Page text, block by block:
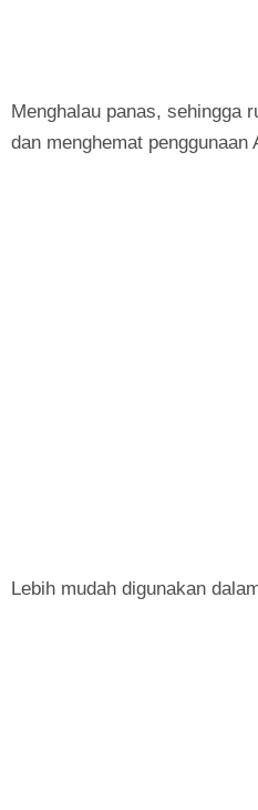
Menghalau panas, sehingga
dan menghemat penggunaan
Lebih mudah digunakan